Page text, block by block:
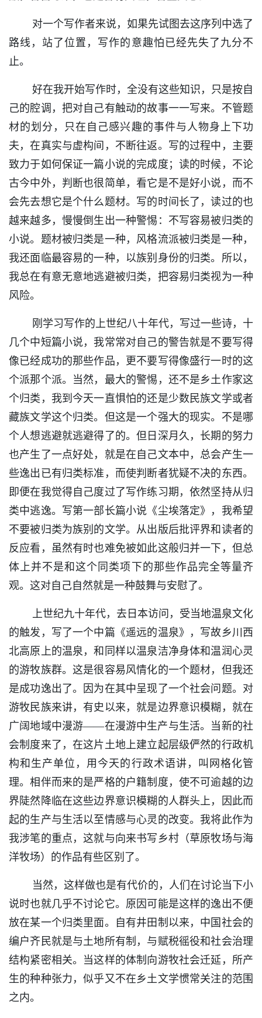
对一个写作者来说，如果先试图去这序列中选了
路线，站了位置，写作的意趣怕已经先失了九分不
止。
好在我开始写作时，全没有这些知识，只是按自
己的腔调，把对自己有触动的故事一一写来。不管题
材的划分，只在自己感兴趣的事件与人物身上下功
夫，在真实与虚构间，不断往返。写的过程中，主要
致力于如何保证一篇小说的完成度；读的时候，不论
古今中外，判断也很简单，看它是不是好小说，而不
会先去想它是个什么题材。写的时间长了，读过的也
越来越多，慢慢倒生出一种警惕：不写容易被归类的
小说。题材被归类是一种，风格流派被归类是一种，
我还面临最容易的一种，以族别身份的归类。所以，
我总在有意无意地逃避被归类，把容易归类视为一种
风险。
刚学习写作的上世纪八十年代，写过一些诗，十
几个中短篇小说，我常常对自己的警告就是不要写得
像已经成功的那些作品，更不要写得像盛行一时的这
个派那个派。当然，最大的警惕，还不是乡土作家这
个归类，我到今天一直惧怕的还是少数民族文学或者
藏族文学这个归类。但这是一个强大的现实。不是哪
个人想逃避就逃避得了的。但日深月久，长期的努力
也产生了一点好处，就是在自己文本中，总会产生一
些逸出已有归类标准，而使判断者犹疑不决的东西。
即便在我觉得自己度过了写作练习期，依然坚持从归
类中逃逸。写第一部长篇小说《尘埃落定》，我希望
不要被归类为族别的文学。从出版后批评界和读者的
反应看，虽然有时也难免被如此这般归并一下，但总
体上并不是和这个同类项下的那些作品完全等量齐
观。这对自己自然就是一种鼓舞与安慰了。
上世纪九十年代，去日本访问，受当地温泉文化
的触发，写了一个中篇《遥远的温泉》，写故乡川西
北高原上的温泉，和同样以温泉洁净身体和温润心灵
的游牧族群。这是很容易风情化的一个题材，但我还
是成功逸出了。因为在其中呈现了一个社会问题。对
游牧民族来讲，有史以来，就是边界意识模糊，就在
广阔地域中漫游——在漫游中生产与生活。当新的社
会制度来了，在这片土地上建立起层级俨然的行政机
构和生产单位，用今天的行政术语讲，叫网格化管
理。相伴而来的是严格的户籍制度，使不可逾越的边
界陡然降临在这些边界意识模糊的人群头上，因此而
起的生产与生活以至情感与心灵的改变。我将此作为
我涉笔的重点，这就与向来书写乡村（草原牧场与海
洋牧场）的作品有些区别了。
当然，这样做也是有代价的，人们在讨论当下小
说时也就几乎不讨论它。原因可能是这样的逸出不便
放在某一个归类里面。自有井田制以来，中国社会的
编户齐民就是与土地所有制，与赋税徭役和社会治理
结构紧密相关。当这样的体制向游牧社会迁延，所产
生的种种张力，似乎又不在乡土文学惯常关注的范围
之内。